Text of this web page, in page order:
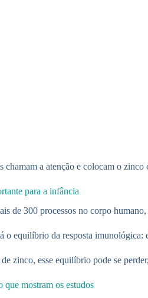
chamam a atenção e colocam o
para a infância
de 300 processos no corpo
o equilíbrio da resposta
zinco, esse equilíbrio pode se
mostram os estudos